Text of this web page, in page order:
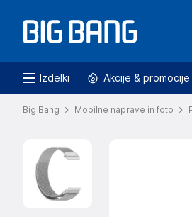
Izdelki Akcije & promocije
Big Bang Mobilne naprave in foto